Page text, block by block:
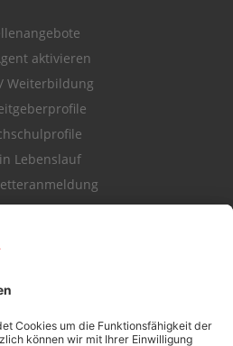
aktivieren
Weiterbildung
Lebenslauf
Sie den Stellenkatalog
AGB